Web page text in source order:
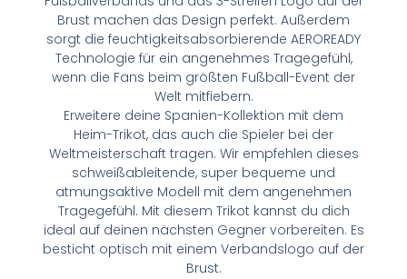
Brust machen das Design perfekt. Außerdem
sorgt die feuchtigkeitsabsorbierende AEROREADY
Technologie für ein angenehmes Tragegefühl,
wenn die Fans beim größten Fußball-Event der
Welt mitfiebern.
Erweitere deine Spanien-Kollektion mit dem
Heim-Trikot, das auch die Spieler bei der
Weltmeisterschaft tragen. Wir empfehlen dieses
schweißableitende, super bequeme und
atmungsaktive Modell mit dem angenehmen
Tragegefühl. Mit diesem Trikot kannst du dich
ideal auf deinen nächsten Gegner vorbereiten. Es
besticht optisch mit einem Verbandslogo auf der
Brust.